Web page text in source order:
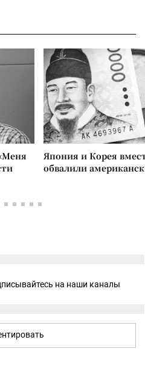
Япония и Корея
обвалили
на наши каналы